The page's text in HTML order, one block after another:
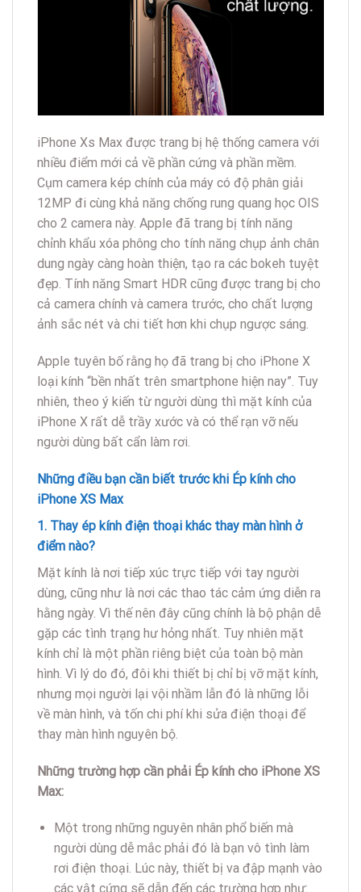
iPhone Xs Max được trang bị hệ thống camera với
nhiều điểm mới cả về phần cứng và phần mềm.
Cụm camera kép chính của máy có độ phân giải
12MP đi cùng khả năng chống rung quang học OIS
cho 2 camera này. Apple đã trang bị tính năng
chỉnh khẩu xóa phông cho tính năng chụp ảnh chân
dung ngày càng hoàn thiện, tạo ra các bokeh tuyệt
đẹp. Tính năng Smart HDR cũng được trang bị cho
cả camera chính và camera trước, cho chất lượng
ảnh sắc nét và chi tiết hơn khi chụp ngược sáng.
Apple tuyên bố rằng họ đã trang bị cho iPhone X
loại kính “bền nhất trên smartphone hiện nay”. Tuy
nhiên, theo ý kiến từ người dùng thì mặt kính của
iPhone X rất dễ trầy xước và có thể rạn vỡ nếu
người dùng bất cẩn làm rơi.
Những điều bạn cần biết trước khi Ép kính cho
iPhone XS Max
1. Thay ép kính điện thoại khác thay màn hình ở
điểm nào?
Mặt kính là nơi tiếp xúc trực tiếp với tay người
dùng, cũng như là nơi các thao tác cảm ứng diễn ra
hằng ngày. Vì thế nên đây cũng chính là bộ phận dễ
gặp các tình trạng hư hỏng nhất. Tuy nhiên mặt
kính chỉ là một phần riêng biệt của toàn bộ màn
hình. Vì lý do đó, đôi khi thiết bị chỉ bị vỡ mặt kính,
nhưng mọi người lại vội nhầm lẫn đó là những lỗi
về màn hình, và tốn chi phí khi sửa điện thoại để
thay màn hình nguyên bộ.
Những trường hợp cần phải Ép kính cho iPhone XS
Max:
Một trong những nguyên nhân phổ biến mà
người dùng dễ mắc phải đó là bạn vô tình làm
rơi điện thoại. Lúc này, thiết bị va đập mạnh vào
các vật cứng sẽ dẫn đến các trường hợp như: